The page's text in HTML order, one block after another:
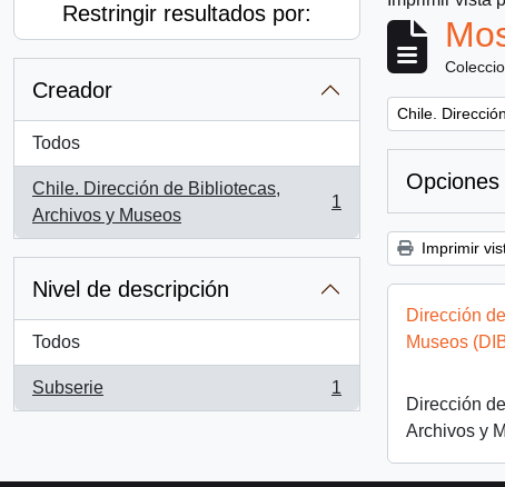
Restringir resultados por:
Creador
Todos
Chile. Dirección de Bibliotecas,
Archivos y Museos
, 1 resultados
1
Nivel de descripción
Todos
Subserie
, 1 resultados
1
Remove filter:
Chile.
Imprimir
Dirección
Museos
Dirección
Archivos y